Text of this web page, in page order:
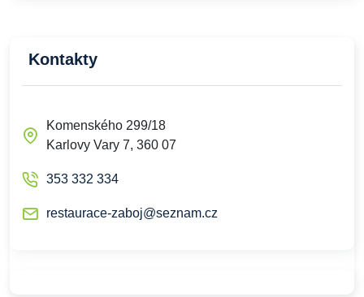
Kontakty
Komenského 299/18
Karlovy Vary 7, 360 07
353 332 334
restaurace-zaboj@seznam.cz